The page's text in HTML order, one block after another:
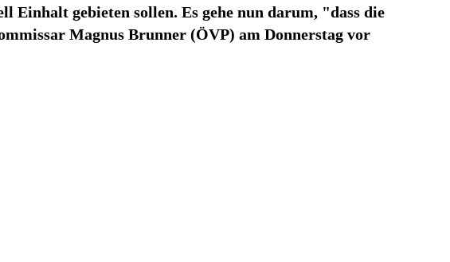
Einhalt gebieten sollen. Es gehe nun darum, "dass die
Magnus Brunner (ÖVP) am Donnerstag vor